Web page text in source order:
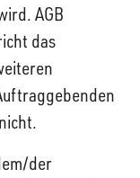
AGB
das
der